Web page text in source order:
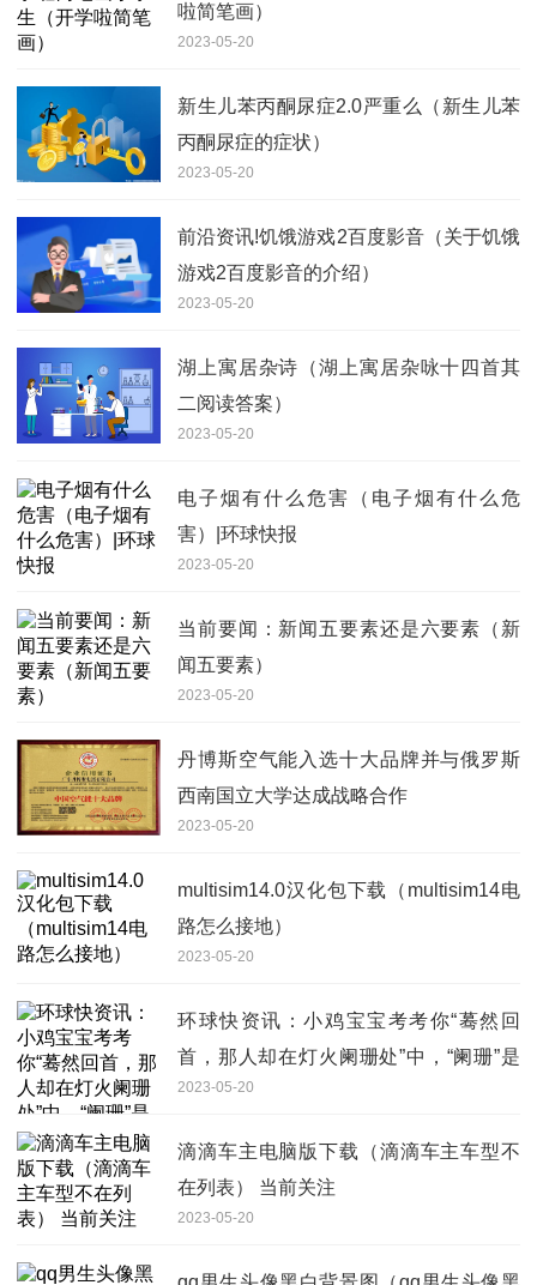
啦简笔画）
2023-05-20
新生儿苯丙酮尿症2.0严重么（新生儿苯
丙酮尿症的症状）
2023-05-20
前沿资讯!饥饿游戏2百度影音（关于饥饿
游戏2百度影音的介绍）
2023-05-20
湖上寓居杂诗（湖上寓居杂咏十四首其
二阅读答案）
2023-05-20
电子烟有什么危害（电子烟有什么危
害）|环球快报
2023-05-20
当前要闻：新闻五要素还是六要素（新
闻五要素）
2023-05-20
丹博斯空气能入选十大品牌并与俄罗斯
西南国立大学达成战略合作
2023-05-20
multisim14.0汉化包下载（multisim14电
路怎么接地）
2023-05-20
环球快资讯：小鸡宝宝考考你“蓦然回
首，那人却在灯火阑珊处”中，“阑珊”是
指灯火
2023-05-20
滴滴车主电脑版下载（滴滴车主车型不
在列表） 当前关注
2023-05-20